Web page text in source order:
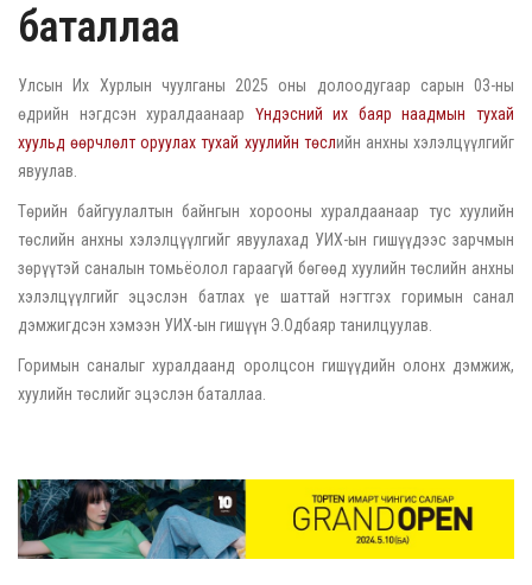
баталлаа
Улсын Их Хурлын чуулганы 2025 оны долоодугаар сарын 03-ны
өдрийн нэгдсэн хуралдаанаар Үндэсний их баяр наадмын тухай
хуульд өөрчлөлт оруулах тухай хуулийн төслийн анхны хэлэлцүүлгийг
явуулав.
Төрийн байгуулалтын байнгын хорооны хуралдаанаар тус хуулийн
төслийн анхны хэлэлцүүлгийг явуулахад УИХ-ын гишүүдээс зарчмын
зөрүүтэй саналын томьёолол гараагүй бөгөөд хуулийн төслийн анхны
хэлэлцүүлгийг эцэслэн батлах үе шаттай нэгтгэх горимын санал
дэмжигдсэн хэмээн УИХ-ын гишүүн Э.Одбаяр танилцуулав.
Горимын саналыг хуралдаанд оролцсон гишүүдийн олонх дэмжиж,
хуулийн төслийг эцэслэн баталлаа.